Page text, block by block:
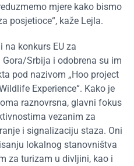
mjere kako bismo
posjetioce“, kaže Lejla.
konkurs EU za
Srbija i odobrena su im
pod nazivom „Hoo project
Experience“. Kako je
raznovrsna, glavni fokus
vezanim za
i signalizaciju staza. Oni
lokalnog stanovništva
za turizam u divljini, kao i